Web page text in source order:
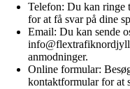
Telefon: Du kan
for at få svar på dine
Email: Du kan sende
anmodninger.
Online formular:
kontaktformular for at